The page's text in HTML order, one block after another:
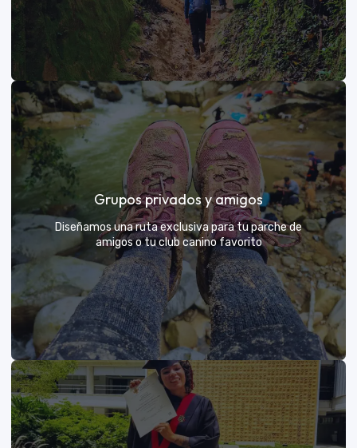
Días de Campo para Empresas
El mejor beneficio para tu equipo: compartir con sus
exploradores y fortalecer lazos rodeados de
naturaleza
VER MÁS
Grupos privados y amigos
Diseñamos una ruta exclusiva para tu parche de
amigos o tu club canino favorito